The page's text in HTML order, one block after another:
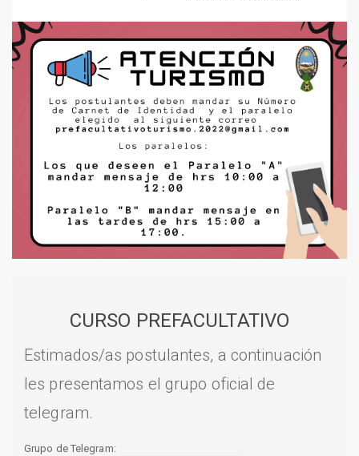
CURSO PREFACULTATIVO
Estimados/as postulantes, a continuación
les presentamos el grupo oficial de
telegram.
Grupo de Telegram: